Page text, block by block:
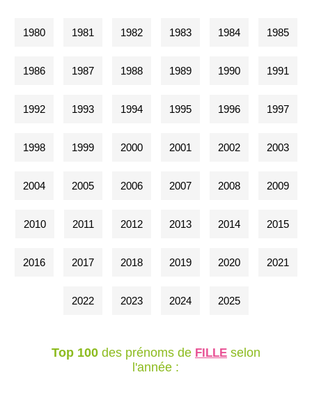
1980 1981 1982 1983 1984 1985
1986 1987 1988 1989 1990 1991
1992 1993 1994 1995 1996 1997
1998 1999 2000 2001 2002 2003
2004 2005 2006 2007 2008 2009
2010 2011 2012 2013 2014 2015
2016 2017 2018 2019 2020 2021
2022 2023 2024 2025
Top 100des prénoms de FILLEselon
l'année :